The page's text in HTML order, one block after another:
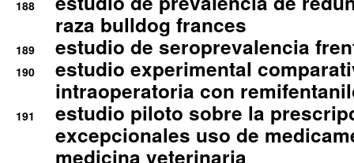
188
raza bulldog frances
189 estudio de seroprevalencia
190
estudio experimental
intraoperatoria con
191
estudio piloto sobre la
excepcionales uso de
medicina veterinaria